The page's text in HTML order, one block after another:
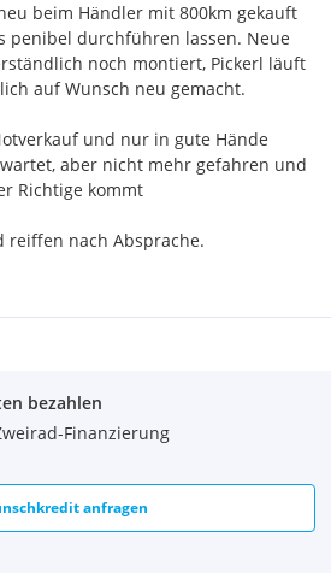
beim Händler mit 800km gekauft
penibel durchführen lassen. Neue
noch montiert, Pickerl läuft
auf Wunsch neu gemacht.
und nur in gute Hände
aber nicht mehr gefahren und
Richtige kommt
reiffen nach Absprache.
bezahlen
Finanzierung
anfragen